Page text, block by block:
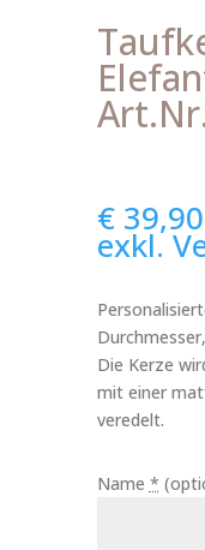
€39,90
exkl.
Die Kerze
mit einer
veredelt.
Name *